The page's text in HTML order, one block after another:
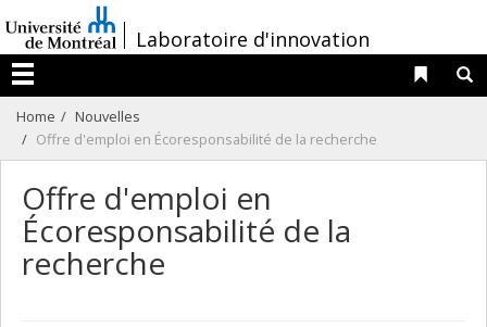
au
contenu
/Laboratoire d'innovation
Menu
Liens
Home
Nouvelles
Offre d'emploi en Écoresponsabilité de la recherche
Offre d'emploi en
Écoresponsabilité de la
recherche